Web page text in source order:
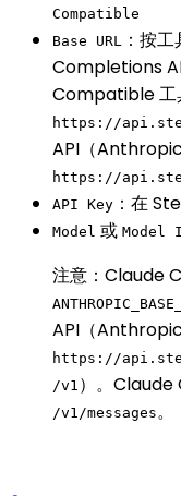
Compatible
Base URL ：按
Completions
Compatible 工
https://
API（
https://
API Key ：在
Model 或 Model
注意：Claude
API（
https://
/v1 ）。Claude
/v1/messages。